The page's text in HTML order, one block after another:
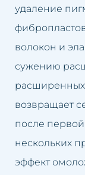
удаление
волокон и
сужению
расширенных
возвращает
после
нескольких
эффект